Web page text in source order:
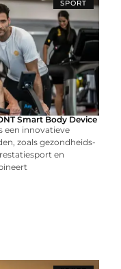
SPORT
Smart Body Device
een innovatieve
zoals gezondheids-
en